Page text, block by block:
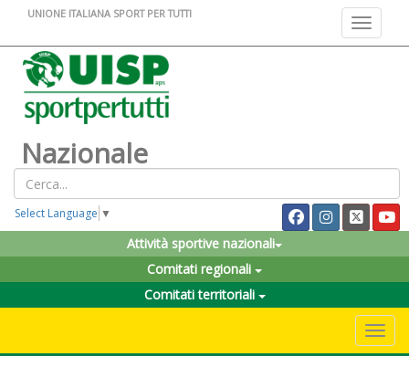
Toggle
UNIONE ITALIANA SPORT PER TUTTI
Nazionale
Select Language ▼
Attività sportive nazionali
Comitati regionali
Comitati territoriali